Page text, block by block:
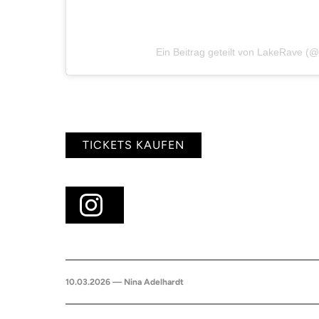
Ein Beitrag geteilt von LakeRave
TICKETS KAUFEN
10.03.2026 — Nina Adelhardt